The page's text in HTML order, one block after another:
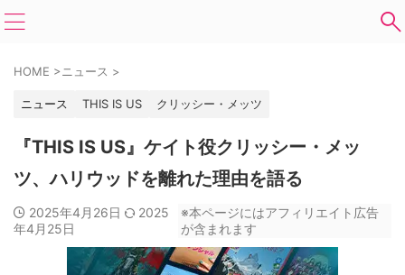
HOME >ニュース >
ニュース THIS IS US クリッシー・メッツ
『THIS IS US』ケイト役クリッシー・メッ
ツ、ハリウッドを離れた理由を語る
2025年4月26日
2025
年4月25日
※本ページにはアフィリエイト広告
が含まれます